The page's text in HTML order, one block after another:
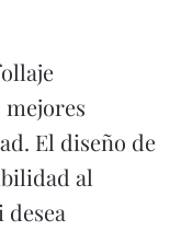
El diseño de
al